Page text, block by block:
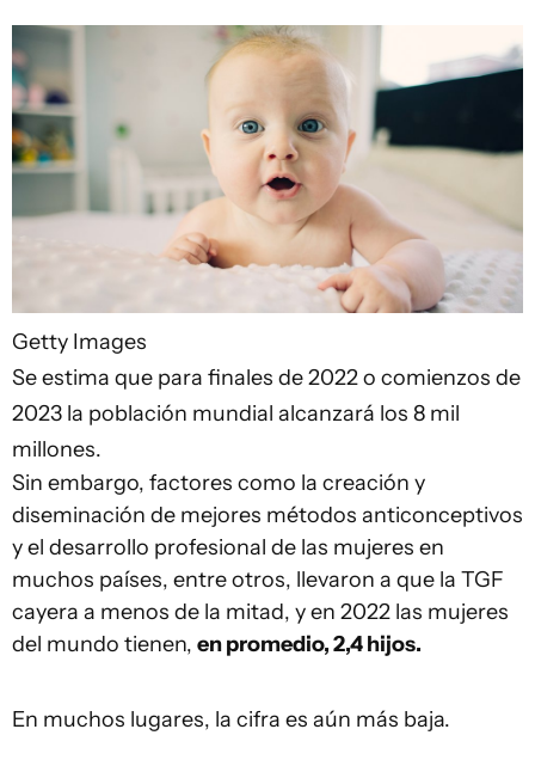
Getty Images
Se estima que para finales de 2022 o comienzos de
2023 la población mundial alcanzará los 8 mil
millones.
Sin embargo, factores como la creación y
diseminación de mejores métodos anticonceptivos
y el desarrollo profesional de las mujeres en
muchos países, entre otros, llevaron a que la TGF
cayera a menos de la mitad, y en 2022 las mujeres
del mundo tienen, en promedio, 2,4 hijos.
En muchos lugares, la cifra es aún más baja.